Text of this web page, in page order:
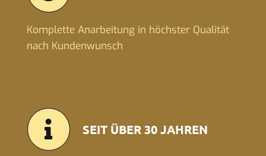
Komplette Anarbeitung in höchster Qualität
nach Kundenwunsch
SEIT ÜBER 30 JAHREN